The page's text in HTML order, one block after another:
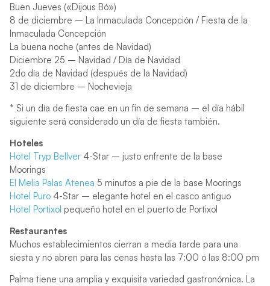
Buen Jueves («Dijous Bó»)
8 de diciembre – La Inmaculada Concepción / Fiesta de la
Inmaculada Concepción
La buena noche (antes de Navidad)
Diciembre 25 – Navidad / Día de Navidad
2do día de Navidad (después de la Navidad)
31 de diciembre – Nochevieja
* Si un día de fiesta cae en un fin de semana – el día hábil
siguiente será considerado un día de fiesta también.
Hoteles
Hotel Tryp Bellver 4-Star – justo enfrente de la base
Moorings
El Melia Palas Atenea 5 minutos a pie de la base Moorings
Hotel Puro 4-Star – elegante hotel en el casco antiguo
Hotel Portixol pequeño hotel en el puerto de Portixol
Restaurantes
Muchos establecimientos cierran a media tarde para una
siesta y no abren para las cenas hasta las 7:00 o las 8:00 pm
Palma tiene una amplia y exquisita variedad gastronómica. La